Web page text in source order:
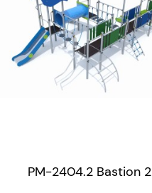
PM-2404.2 Bastion 2